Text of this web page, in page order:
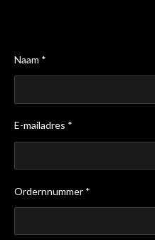
Naam *
E-mailadres *
Ordernnummer *